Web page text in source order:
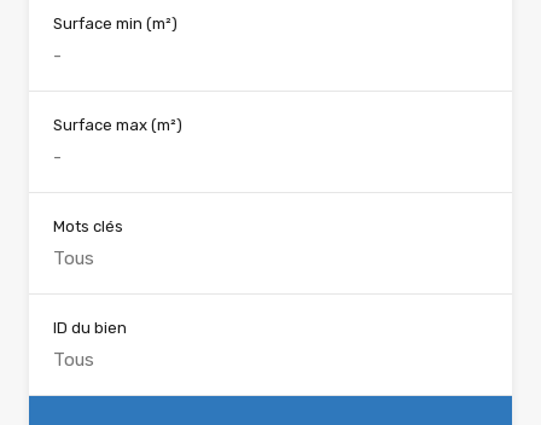
Surface min (m²)
Surface max (m²)
Mots clés
ID du bien